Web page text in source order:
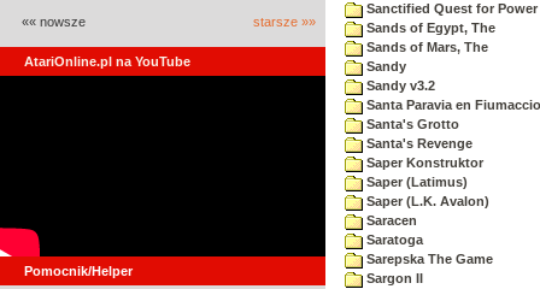
«« nowsze starsze »»
AtariOnline.pl na YouTube
Pomocnik/Helper
Sanctified Quest for Power
Sands of Egypt, The
Sands of Mars, The
Sandy
Sandy v3.2
Santa Paravia en Fiumaccio
Santa's Grotto
Santa's Revenge
Saper Konstruktor
Saper (Latimus)
Saper (L.K. Avalon)
Saracen
Saratoga
Sarepska The Game
Sargon II